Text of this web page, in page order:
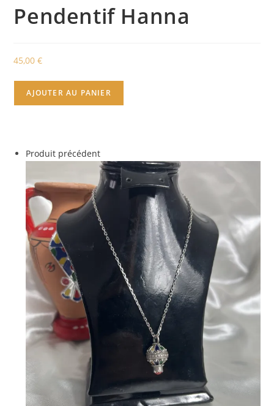
Pendentif Hanna
45,00€
AJOUTER AU PANIER
Produit précédent